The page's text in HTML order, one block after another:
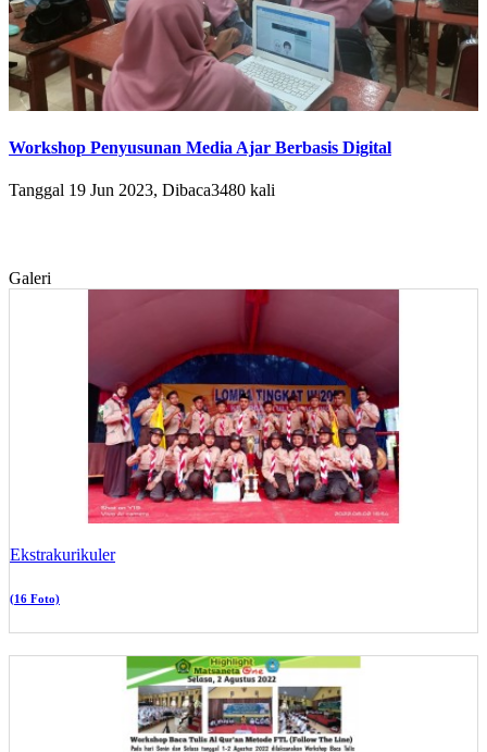
Workshop Penyusunan Media Ajar Berbasis Digital
Tanggal 19 Jun 2023, Dibaca3480 kali
Galeri
Ekstrakurikuler
(16 Foto)